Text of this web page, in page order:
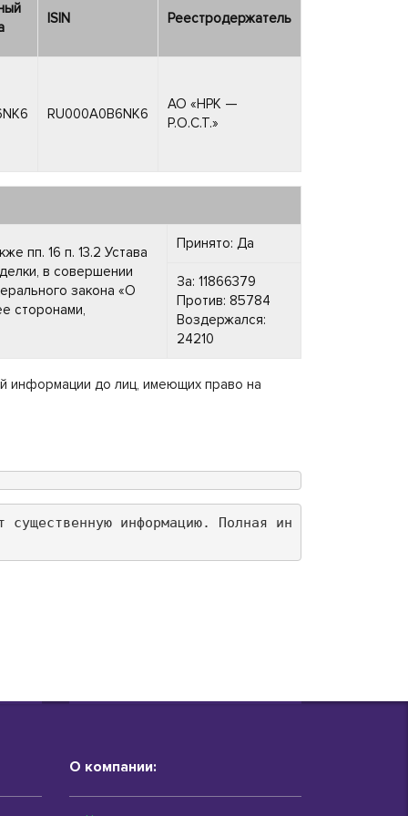
ISIN Реестродержатель
RU000A0B6NK6
АО «НРК —
Р.О.С.Т.»
пп. 16 п. 13.2 Устава
в совершении
закона «О
сторонами,
Принято: Да
За: 11866379
Против: 85784
Воздержался:
24210
информации до лиц, имеющих право на
существенную информацию. Полная ин
О компании: